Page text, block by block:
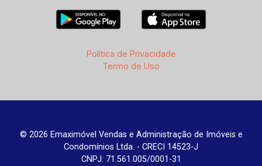
Política de Privacidade
Termo de Uso
© 2026 Emaximóvel Vendas e Administração de Imóveis e
Condomínios Ltda. - CRECI 14523-J
CNPJ: 71.561.005/0001-31